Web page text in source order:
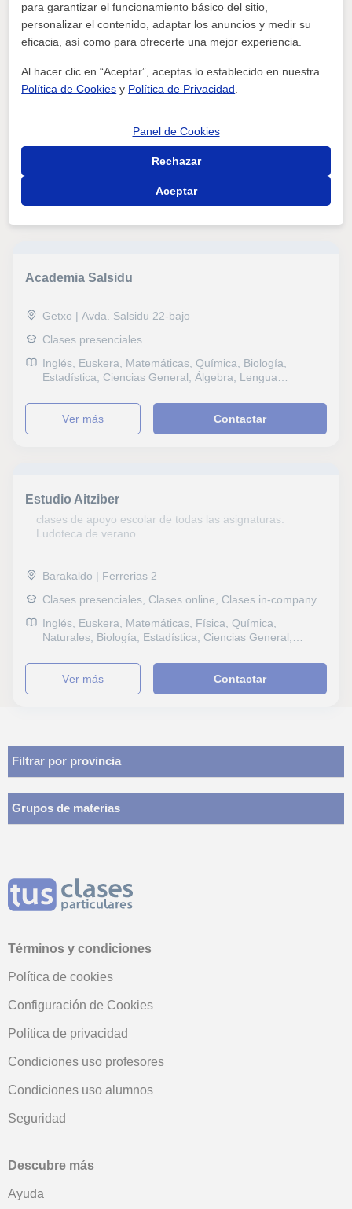
Centro De Enseñanza Idus Rekalde
idiomas preparación exámenes oficiales. apoyo escolar
todas las as...
Bilbao | Carretera Errekalde Larraskitu 1a dpto 6
Inglés, Otros idiomas, Matemáticas, Química, Biología,
Álgebra, Lengua Castellana y Literatura, IELTS, FCE
First Certificate in English, CAE Certificate in Advanced
Academia Salsidu
Getxo | Avda. Salsidu 22-bajo
Clases presenciales
Inglés, Euskera, Matemáticas, Química, Biología,
Estadística, Ciencias General, Álgebra, Lengua
ver más Contactar
Estudio Aitziber
clases de apoyo escolar de todas las asignaturas.
Ludoteca de verano.
Barakaldo | Ferrerias 2
Clases presenciales, Clases online, Clases in-company
Inglés, Euskera, Matemáticas, Física, Química,
Naturales, Biología, Estadística, Ciencias General,
Geología, Álgebra, Ciencias Ambientales, Sociales,
Historia, Filosofía, Lengua Castellana y Literatura,
Lectura, Dibujo técnico, Pintura, Dibujo, Fotografía,
English, CPE Certificate Proficiency in English, Graduado
en ESO (para adultos), Graduado escolar, DELF, B1
PET, Repaso General, ESO, Bachillerato, Todos los
cursos, Primaria, Ciclos Formativos, Manualidades,
Geografía, Matemáticas aplicadas, Economía,
ver más Contactar
Filtrar por provincia
Grupos de materias
Términos y condiciones
Política de cookies
Configuración de Cookies
Política de privacidad
Condiciones uso profesores
Condiciones uso alumnos
Seguridad
Descubre más
Ayuda
para garantizar el funcionamiento básico del sitio,
personalizar el contenido, adaptar los anuncios y medir su
eficacia, así como para ofrecerte una mejor experiencia.
Al hacer clic en “Aceptar”, aceptas lo establecido en nuestra
Política de Cookies y Política de Privacidad
Panel de Cookies
Rechazar
Aceptar